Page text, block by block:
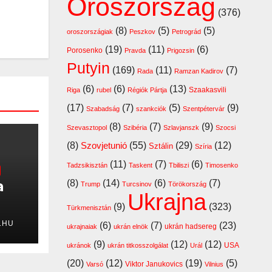
Oroszország (376)
oroszországiak (8) Peszkov(5) Petrográd(5)
Porosenko(19) Pravda(11) Prigozsin(6)
Putyin (169) Rada(11) Ramzan Kadirov(7)
Riga(6) rubel(6) Régiók Pártja(13) Szaakasvili
(17) Szabadság(7) szankciók (5) Szentpétervár(9)
Szevasztopol(8) Szibéria(7) Szlavjanszk (9) Szocsi
(8) Szovjetunió(55) Sztálin(29) Szíria(12)
Tadzsikisztán(11) Taskent(7) Tbiliszi(6) Timosenko
(8) Trump(14) Turcsinov(6) Törökország(7)
Türkmenisztán(9) Ukrajna(323)
ukrajnaiak (6) ukrán elnök (7) ukrán hadsereg (23)
ukránok (9) ukrán titkosszolgálat(12) Urál(12) USA
(20) Varsó(12) Viktor Janukovics(19) Vilnius (5)